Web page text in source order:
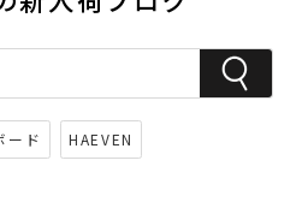
ード HAEVEN